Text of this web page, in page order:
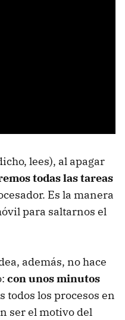
lees), al apagar
todas las tareas
Es la manera
para saltarnos el
además, no hace
con unos minutos
todos los procesos en
ser el motivo del